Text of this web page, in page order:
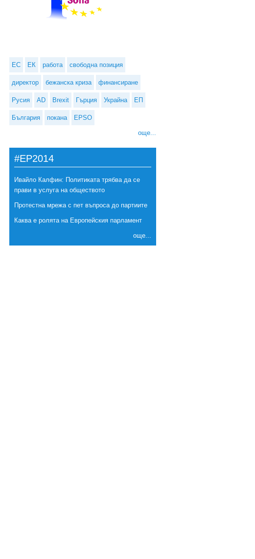
ЕС ЕК работа свободна позиция
директор бежанска криза финансиране
Русия AD Brexit Гърция Украйна ЕП
България покана EPSO
още...
#EP2014
Ивайло Калфин: Политиката трябва да се
прави в услуга на обществото
Протестна мрежа с пет въпроса до партиите
Каква е ролята на Европейския парламент
още...